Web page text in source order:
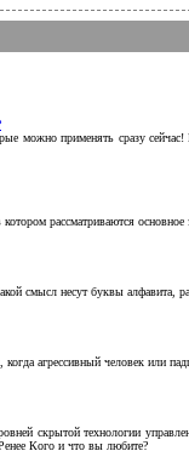
можно применять сразу сейчас!
рассматриваются
смысл несут буквы алфавита,
агрессивный человек или
скрытой технологии
Кого и что вы любите?